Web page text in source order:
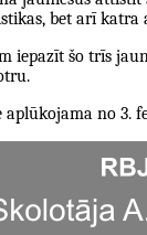
bet arī katra
iepazīt šo trīs
aplūkojama no 3.